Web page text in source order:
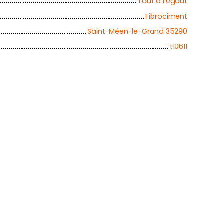
Fibrociment
Saint-Méen-le-Grand 35290
t10611